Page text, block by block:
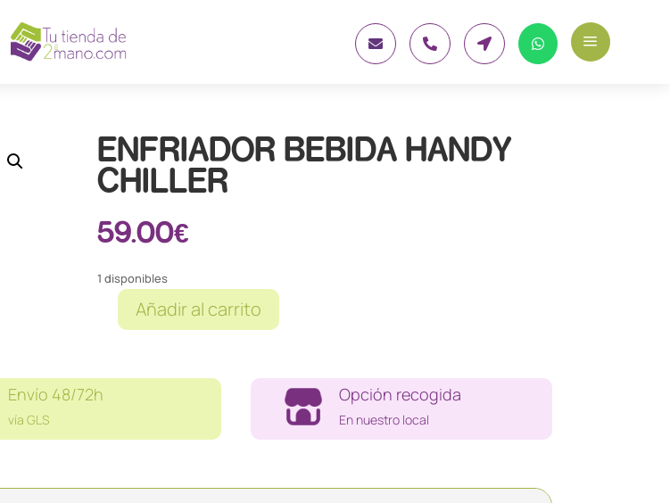
    a
ENFRIADOR BEBIDA HANDY
CHILLER
59.00€
1 disponibles
ENFRIADOR
CHILLER
cantidad
Añadir al carrito
Envío 48/72h
vía GLS
Opción recogida
En nuestro local